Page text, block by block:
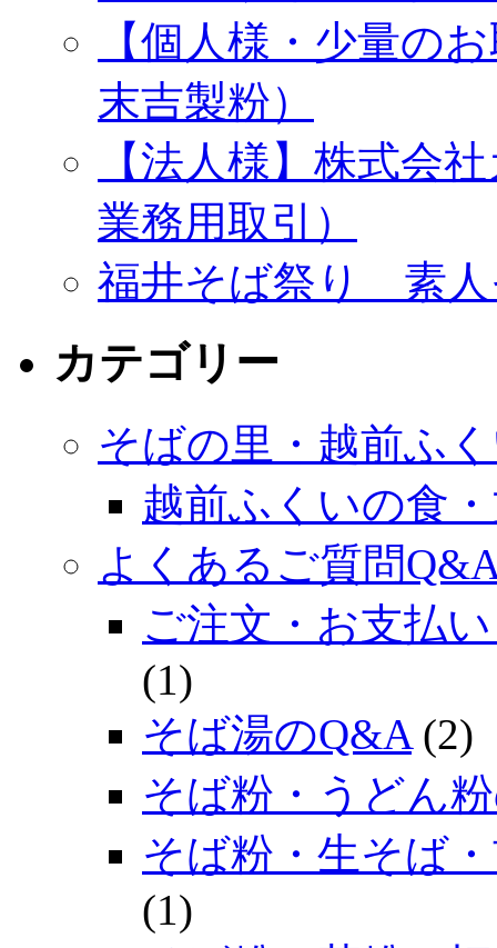
【個人様・少量の
末吉製粉）
【法人様】株式会
業務用取引）
福井そば祭り 素人
カテゴリー
そばの里・越前ふ
越前ふくいの食
よくあるご質問
ご注文・お支払
(1)
そば湯のQ&A(2)
そば粉・うどん
そば粉・生そば
(1)